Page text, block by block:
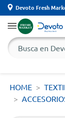
Devoto Fresh
HOME